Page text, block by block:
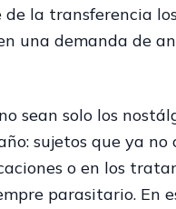
de la transferencia
una demanda de
sean solo los
sujetos que ya
o en los
parasitario. En